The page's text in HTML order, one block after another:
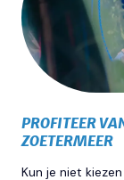
PROFITEER
ZOETERMEER
Kun je niet